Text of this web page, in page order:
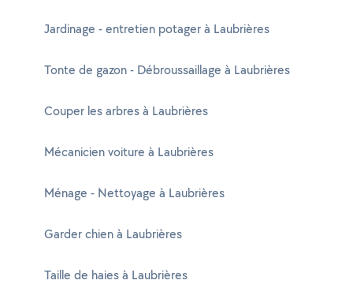
Jardinage - entretien potager à Laubrières
Tonte de gazon - Débroussaillage à Laubrières
Couper les arbres à Laubrières
Mécanicien voiture à Laubrières
Ménage - Nettoyage à Laubrières
Garder chien à Laubrières
Taille de haies à Laubrières